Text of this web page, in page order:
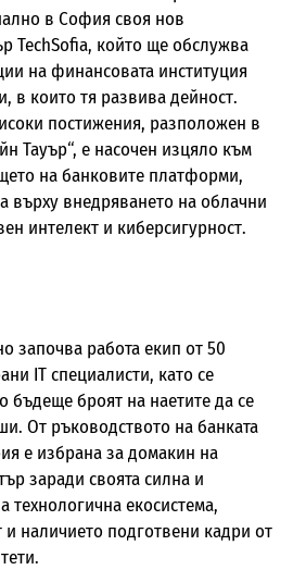
в София своя нов
TechSofia, който ще обслужва
на финансовата институция
в които тя развива дейност.
постижения, разположен в
Тауър“, е насочен изцяло към
на банковите платформи,
върху внедряването на облачни
интелект и киберсигурност.
започва работа екип от 50
IT специалисти, като се
бъдеще броят на наетите да се
От ръководството на банката
е избрана за домакин на
заради своята силна и
технологична екосистема,
и наличието подготвени кадри от